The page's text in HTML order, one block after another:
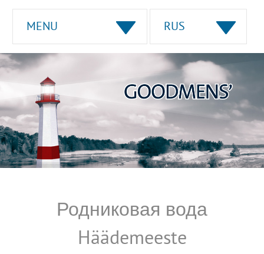
MENU RUS
Родниковая вода
Häädemeeste